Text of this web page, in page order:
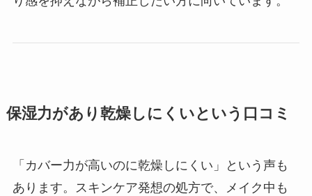
保湿力があり乾燥しにくいという口コミ
「カバー力が高いのに乾燥しにくい」という声も
あります。スキンケア発想の処方で、メイク中も